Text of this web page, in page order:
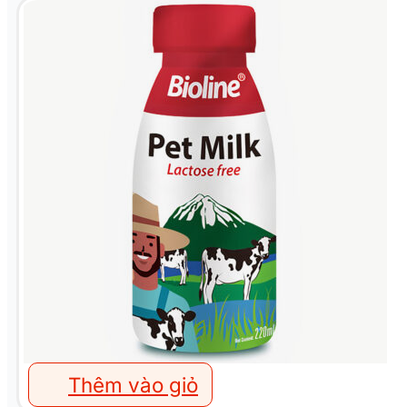
Thêm vào giỏ